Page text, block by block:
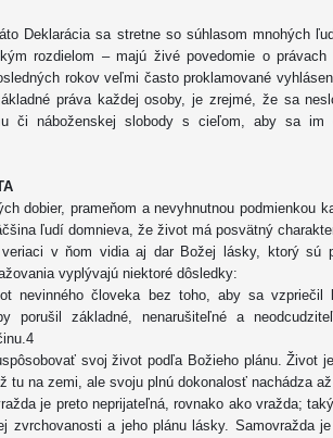
Deklarácia sa stretne so súhlasom mnohých
rozdielom – majú živé povedomie o
rokov veľmi často proklamované
práva každej osoby, je zrejmé, že sa
či náboženskej slobody s cieľom, aby sa im
dobier, prameňom a nevyhnutnou podmienkou
ľudí domnieva, že život má posvätný
v ňom vidia aj dar Božej lásky, ktorý sú
vyplývajú niektoré dôsledky:
nevinného človeka bez toho, aby sa vzpriečil
porušil základné, nenarušiteľné a
svoj život podľa Božieho plánu. Život
tu na zemi, ale svoju plnú dokonalosť nachádza
je preto neprijateľná, rovnako ako vražda;
zvrchovanosti a jeho plánu lásky. Samovražda